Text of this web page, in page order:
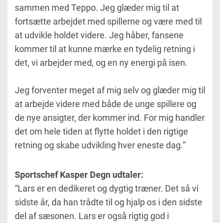
sammen med Teppo. Jeg glæder mig til at
fortsætte arbejdet med spillerne og være med til
at udvikle holdet videre. Jeg håber, fansene
kommer til at kunne mærke en tydelig retning i
det, vi arbejder med, og en ny energi på isen.
Jeg forventer meget af mig selv og glæder mig til
at arbejde videre med både de unge spillere og
de nye ansigter, der kommer ind. For mig handler
det om hele tiden at flytte holdet i den rigtige
retning og skabe udvikling hver eneste dag.”
Sportschef Kasper Degn udtaler:
“Lars er en dedikeret og dygtig træner. Det så vi
sidste år, da han trådte til og hjalp os i den sidste
del af sæsonen. Lars er også rigtig god i